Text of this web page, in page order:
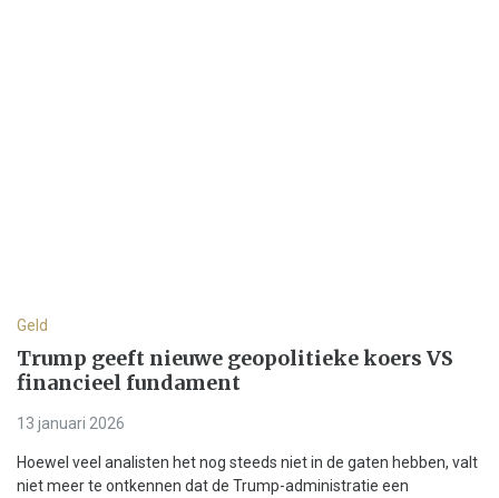
Geld
Trump geeft nieuwe geopolitieke koers VS
financieel fundament
13 januari 2026
Hoewel veel analisten het nog steeds niet in de gaten hebben, valt
niet meer te ontkennen dat de Trump-administratie een